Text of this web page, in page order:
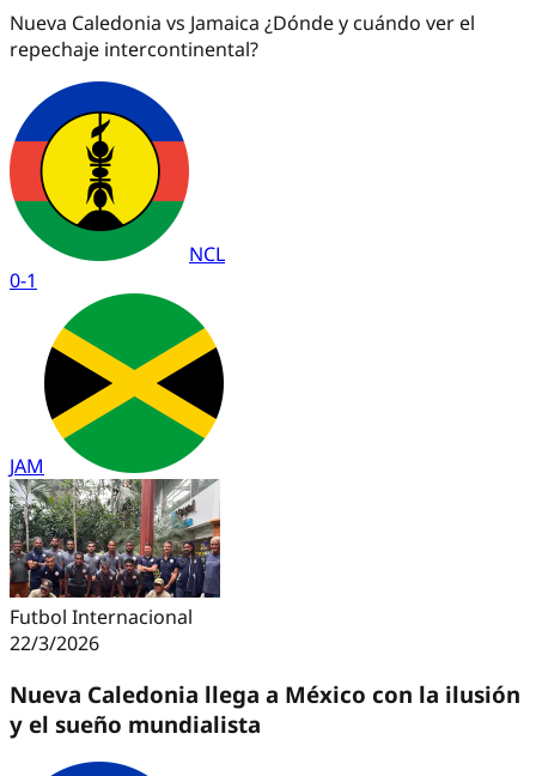
Nueva Caledonia vs Jamaica ¿Dónde y cuándo ver el
repechaje intercontinental?
NCL
0-1
JAM
Futbol Internacional
22/3/2026
Nueva Caledonia llega a México con la ilusión
y el sueño mundialista